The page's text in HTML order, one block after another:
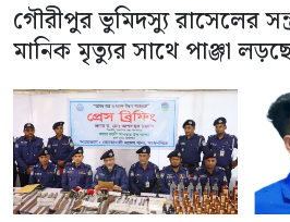
গৌরীপুর ভুমিদস্যু রাসেলের
মানিক মৃত্যুর সাথে পাঞ্জা